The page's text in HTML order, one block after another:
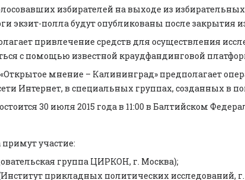
избирателей на выходе из
экзит-полла будут опубликованы после закрытия
привлечение средств для осуществления
с помощью известной краудфандинговой
мнение – Калининград» предполагает
Интернет, в специальных группах, созданных в
30 июля 2015 года в 11:00 в Балтийском
участие:
группа ЦИРКОН, г. Москва);
прикладных политических исследований,